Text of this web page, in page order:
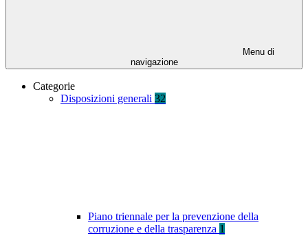
Menu di
navigazione
Categorie
Disposizioni generali 32
Piano triennale per la prevenzione della
corruzione e della trasparenza 1